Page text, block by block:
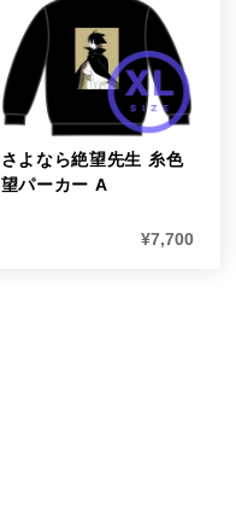
さよなら絶望先生 糸色
望パーカー A
¥7,700